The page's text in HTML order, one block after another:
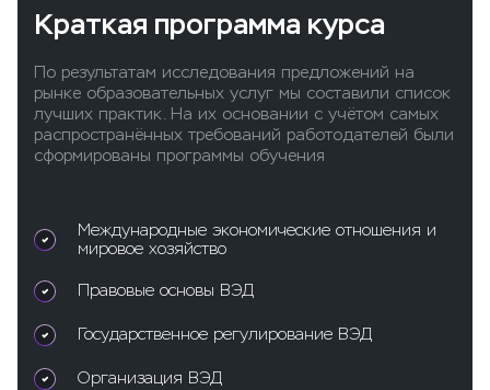
Краткая программа курса
По результатам исследования предложений на
рынке образовательных услуг мы составили список
лучших практик. На их основании с учётом самых
распространённых требований работодателей были
сформированы программы обучения
Международные экономические отношения и
мировое хозяйство
Правовые основы ВЭД
Государственное регулирование ВЭД
Организация ВЭД